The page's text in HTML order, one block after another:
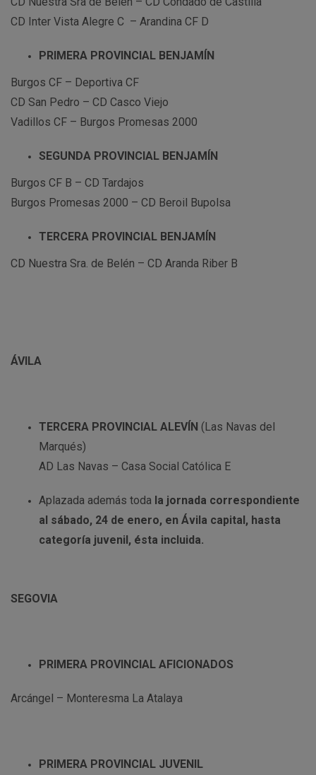
CD Inter Vista Alegre C – Arandina CF D
PRIMERA PROVINCIAL BENJAMÍN
Burgos CF – Deportiva CF
CD San Pedro – CD Casco Viejo
Vadillos CF – Burgos Promesas 2000
SEGUNDA PROVINCIAL BENJAMÍN
Burgos CF B – CD Tardajos
Burgos Promesas 2000 – CD Beroil Bupolsa
TERCERA PROVINCIAL BENJAMÍN
CD Nuestra Sra. de Belén – CD Aranda Riber B
ÁVILA
TERCERA PROVINCIAL ALEVÍN (Las Navas del
Marqués)
AD Las Navas – Casa Social Católica E
Aplazada además toda la jornada correspondiente
al sábado, 24 de enero, en Ávila capital, hasta
categoría juvenil, ésta incluida.
SEGOVIA
PRIMERA PROVINCIAL AFICIONADOS
Arcángel – Monteresma La Atalaya
PRIMERA PROVINCIAL JUVENIL